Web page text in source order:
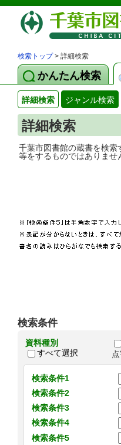
検索トップ> 詳細検索
かんたん検索
詳細検索 ジャンル検索
詳細検索
千葉市図書館の
等をするものではありませ
検索条件
資料種別
すべて選択
検索条件1
検索条件2
検索条件3
検索条件4
検索条件5